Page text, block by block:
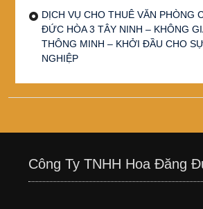
DỊCH VỤ CHO THUÊ VĂN PHÒNG
ĐỨC HÒA 3 TÂY NINH – KHÔNG
THÔNG MINH – KHỞI ĐẦU CHO
NGHIỆP
Công Ty TNHH Hoa Đăng